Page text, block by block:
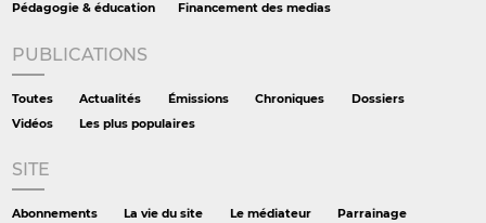
Pédagogie & éducation
Financement des medias
PUBLICATIONS
Toutes Actualités Émissions Chroniques
Dossiers
Vidéos
Les plus populaires
SITE
Abonnements La vie du site Le médiateur
Parrainage